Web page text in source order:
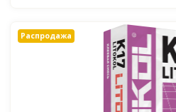
Распродажа